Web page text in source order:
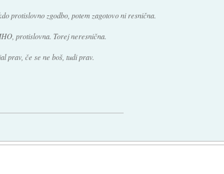
protislovno zgodbo, potem zagotovo ni resnična.
protislovna. Torej neresnična.
prav, če se ne boš, tudi prav.